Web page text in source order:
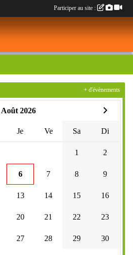
Août 2026
Je Ve Sa Di
1 2
6 7 8 9
13 14 15 16
20 21 22 23
27 28 29 30
+ d'évènements
Participer au site :